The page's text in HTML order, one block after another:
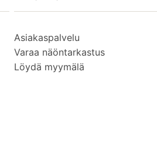
Asiakaspalvelu
Varaa näöntarkastus
Löydä myymälä